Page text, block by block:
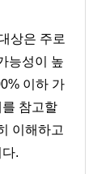
상은 주로
능성이 높
이하 가
참고할
이해하고
.